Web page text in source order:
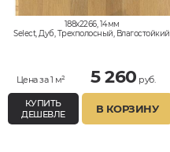
188x2266, 14мм
Select, Дуб, Трехполосный, Влагостойкий
Цена за 1 м² 5 260 руб.
КУПИТЬ
ДЕШЕВЛЕ
В КОРЗИНУ